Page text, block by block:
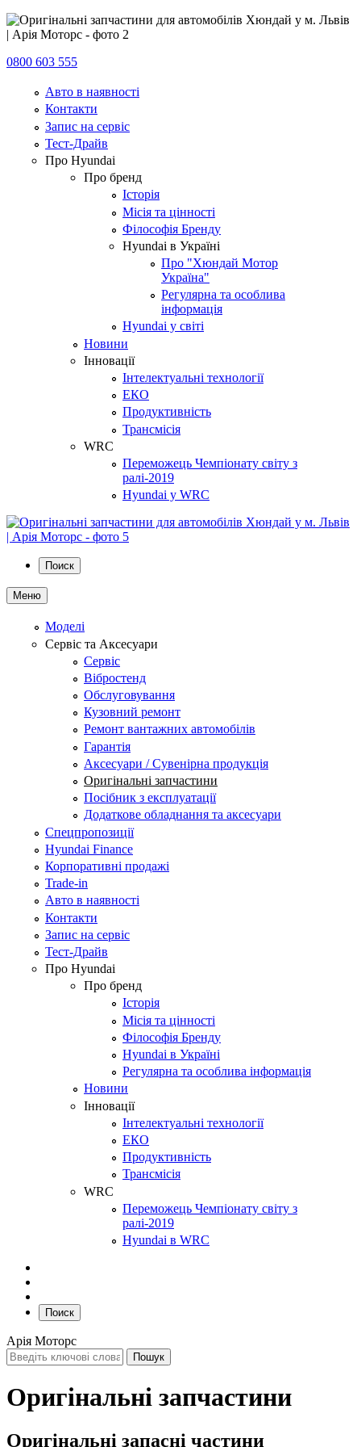
0800 603 555
Авто в наявності
Контакти
Запис на сервіс
Тест-Драйв
Про Hyundai
Про бренд
Історія
Місія та цінності
Філософія Бренду
Hyundai в Україні
Про "Хюндай Мотор
Україна"
Регулярна та особлива
інформація
Hyundai у світі
Новини
Інновації
Інтелектуальні технології
ЕКО
Продуктивність
Трансмісія
WRC
Переможець Чемпіонату світу з
ралі-2019
Hyundai у WRC
Поиск
Меню
Моделі
Сервіс та Аксесуари
Сервіс
Вібростенд
Обслуговування
Кузовний ремонт
Ремонт вантажних автомобілів
Гарантія
Аксесуари / Сувенірна продукція
Оригінальні запчастини
Посібник з експлуатації
Додаткове обладнання та аксесуари
Спецпропозиції
Hyundai Finance
Корпоративні продажі
Trade-in
Авто в наявності
Контакти
Запис на сервіс
Тест-Драйв
Про Hyundai
Про бренд
Історія
Місія та цінності
Філософія Бренду
Hyundai в Україні
Регулярна та особлива інформація
Новини
Інновації
Інтелектуальні технології
ЕКО
Продуктивність
Трансмісія
WRC
Переможець Чемпіонату світу з
ралі-2019
Hyundai в WRC
Поиск
Арія Моторс
Оригінальні запчастини
Оригінальні запасні частини